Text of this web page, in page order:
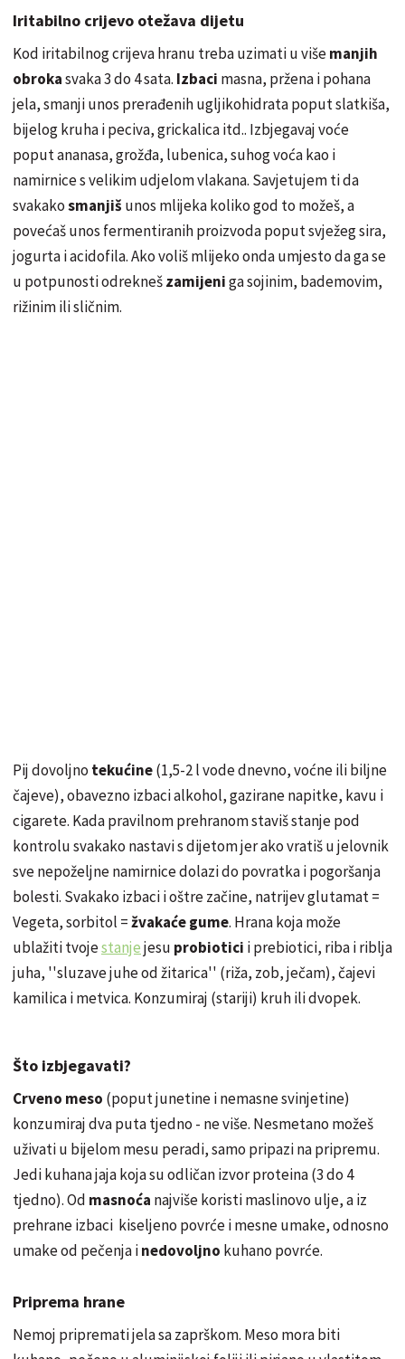
Iritabilno crijevo otežava dijetu
Kod iritabilnog crijeva hranu treba uzimati u višemanjih
obrokasvaka 3 do 4 sata. Izbaci masna, pržena i pohana
jela, smanji unos prerađenih ugljikohidrata poput slatkiša,
bijelog kruha i peciva, grickalica itd.. Izbjegavaj voće
poput ananasa, grožđa, lubenica, suhog voća kao i
namirnice s velikim udjelom vlakana. Savjetujem ti da
svakakosmanjiš unos mlijeka koliko god to možeš, a
povećaš unos fermentiranih proizvoda poput svježeg sira,
jogurta i acidofila. Ako voliš mlijeko onda umjesto da ga se
u potpunosti odreknešzamijeniga sojinim, bademovim,
rižinim ili sličnim.
Pij dovoljno tekućine(1,5-2 l vode dnevno, voćne ili biljne
čajeve), obavezno izbaci alkohol, gazirane napitke, kavu i
cigarete. Kada pravilnom prehranom staviš stanje pod
kontrolu svakako nastavi s dijetom jer ako vratiš u jelovnik
sve nepoželjne namirnice dolazi do povratka i pogoršanja
bolesti. Svakako izbaci i oštre začine, natrijev glutamat =
Vegeta, sorbitol =žvakaće gume. Hrana koja može
ublažiti tvojestanjejesu probiotici i prebiotici, riba i riblja
juha, ''sluzave juhe od žitarica'' (riža, zob, ječam), čajevi
kamilica i metvica. Konzumiraj (stariji) kruh ili dvopek.
Što izbjegavati?
Crveno meso (poput junetine i nemasne svinjetine)
konzumiraj dva puta tjedno - ne više. Nesmetano možeš
uživati u bijelom mesu peradi, samo pripazi na pripremu.
Jedi kuhana jaja koja su odličan izvor proteina (3 do 4
tjedno). Od masnoća najviše koristi maslinovo ulje, a iz
prehrane izbaci kiseljeno povrće i mesne umake, odnosno
umake od pečenja inedovoljno kuhano povrće.
Priprema hrane
Nemoj pripremati jela sa zaprškom. Meso mora biti